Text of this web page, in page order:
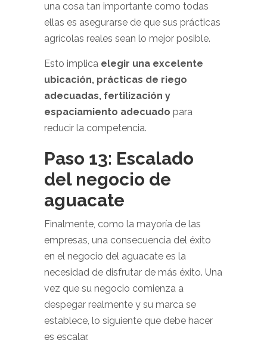
una cosa tan importante como todas
ellas es asegurarse de que sus prácticas
agrícolas reales sean lo mejor posible.
Esto implica elegir una excelente
ubicación, prácticas de riego
adecuadas, fertilización y
espaciamiento adecuado para
reducir la competencia.
Paso 13: Escalado
del negocio de
aguacate
Finalmente, como la mayoría de las
empresas, una consecuencia del éxito
en el negocio del aguacate es la
necesidad de disfrutar de más éxito. Una
vez que su negocio comienza a
despegar realmente y su marca se
establece, lo siguiente que debe hacer
es escalar.